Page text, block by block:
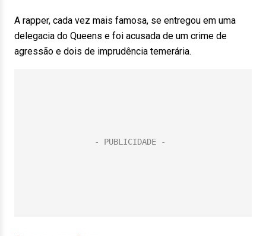
A rapper, cada vez mais famosa, se entregou em uma
delegacia do Queens e foi acusada de um crime de
agressão e dois de imprudência temerária.